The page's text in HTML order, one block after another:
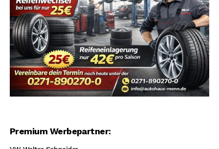
Premium Werbepartner: